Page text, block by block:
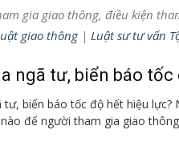
gia giao thông, điều kiện
giao thông| Luật sư tư vấn
ngã tư, biển báo
tư, biển báo tốc độ hết hiệu lực?
để người tham gia giao